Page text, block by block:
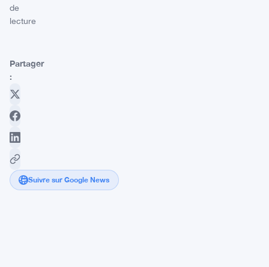
de
lecture
Partager
:
Suivre sur Google News